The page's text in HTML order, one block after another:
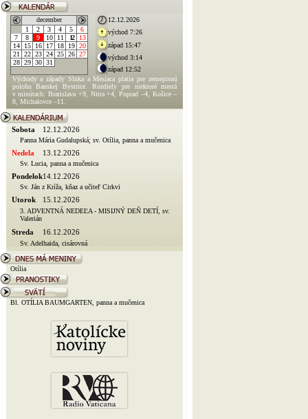
december
1
2 3 4 5
6
7
8 9 10 11 12
13
14
15 16 17 18 19 20
21
22 23 24 25 26 27
28 29 30 31
12.12.2026
východ 7:26
západ 15:47
východ 3:14
západ 12:52
Východy a západy Slnka a Mesiaca platia pre zemepisnú
polohu Banskej Bystrice. Rozdiely pre niektoré mestá
v minútach: Bratislava +9, Nitra +4, Poprad –4, Košice –
8, Michalovce –11.
Sobota 12.12.2026
Panna Mária Gudalupská; sv. Otília, panna a mučenica
Nedela 13.12.2026
Sv. Lucia, panna a mučenica
Pondelok14.12.2026
Sv. Ján z Kríža, kňaz a učiteľ Cirkvi
Utorok 15.12.2026
3. ADVENTNÁ NEDEĽA - MISIJNÝ DEŇ DETÍ, sv.
Valerián
Streda 16.12.2026
Sv. Adelhaida, cisárovná
Otília
Bl. OTÍLIA BAUMGARTEN, panna a mučenica